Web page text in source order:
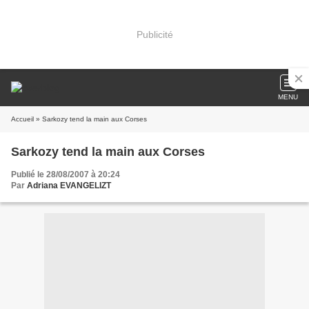
Publicité
MENU
Accueil » Sarkozy tend la main aux Corses
Sarkozy tend la main aux Corses
Publié le 28/08/2007 à 20:24
Par Adriana EVANGELIZT